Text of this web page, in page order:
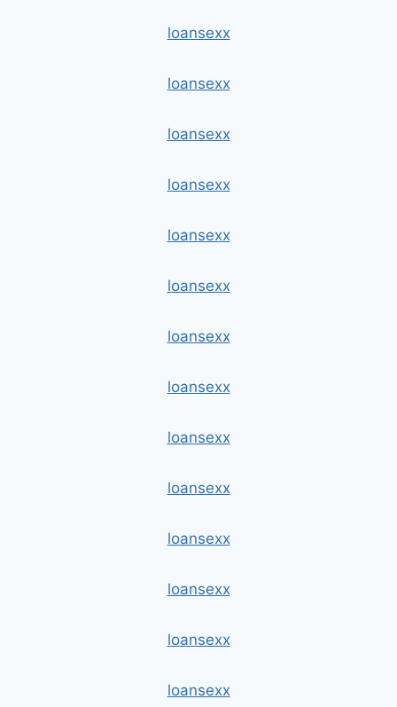
loansexx
loansexx
loansexx
loansexx
loansexx
loansexx
loansexx
loansexx
loansexx
loansexx
loansexx
loansexx
loansexx
loansexx